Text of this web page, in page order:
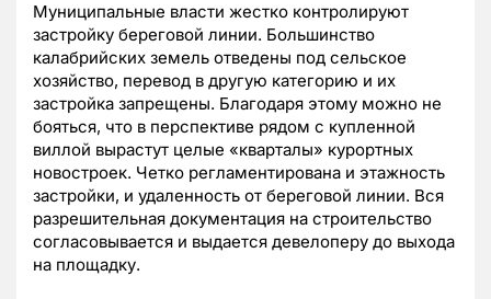
Муниципальные власти жестко контролируют
застройку береговой линии. Большинство
калабрийских земель отведены под сельское
хозяйство, перевод в другую категорию и их
застройка запрещены. Благодаря этому можно не
бояться, что в перспективе рядом с купленной
виллой вырастут целые «кварталы» курортных
новостроек. Четко регламентирована и этажность
застройки, и удаленность от береговой линии. Вся
разрешительная документация на строительство
согласовывается и выдается девелоперу до выхода
на площадку.